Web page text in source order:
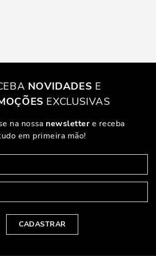
NOVIDADES E
EXCLUSIVAS
na nossa newslettere receba
em primeira mão!
CADASTRAR